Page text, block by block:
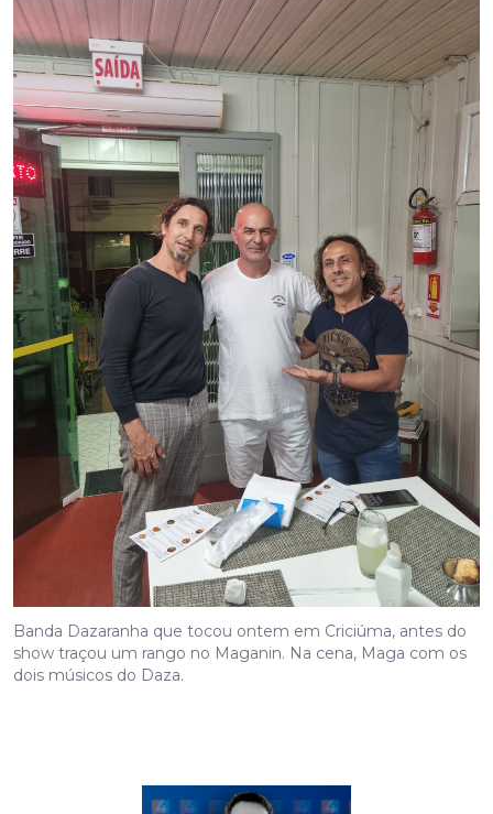
Banda Dazaranha que tocou ontem em Criciúma, antes do
show traçou um rango no Maganin. Na cena, Maga com os
dois músicos do Daza.